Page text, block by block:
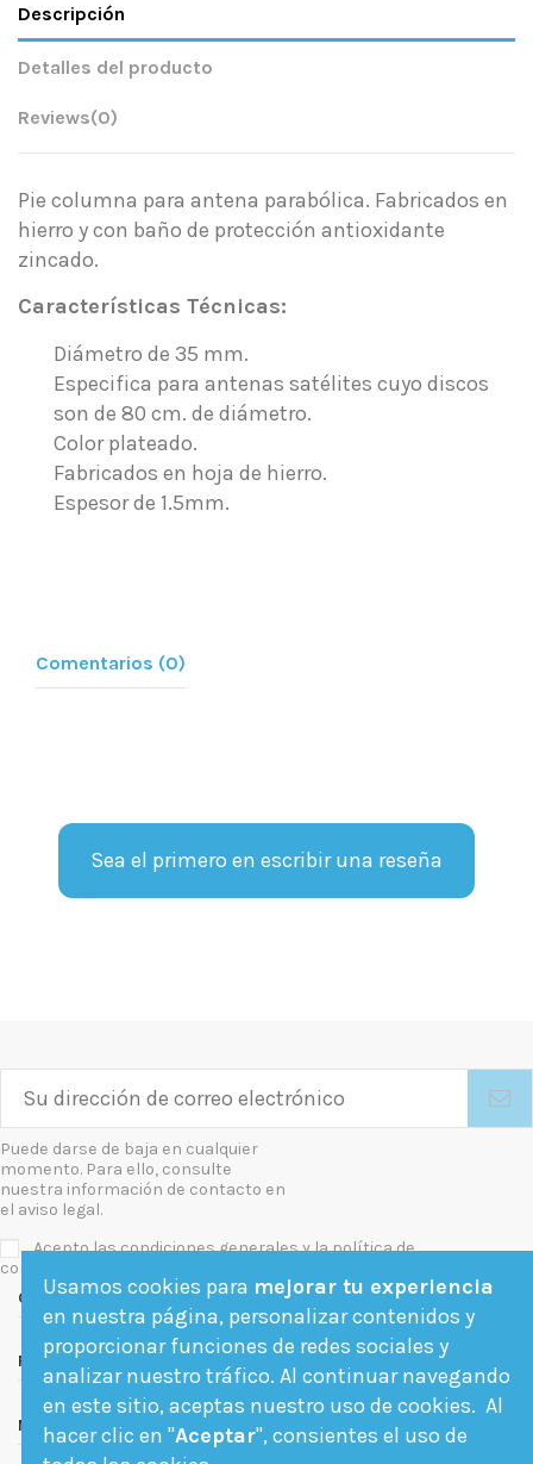
Descripción
Detalles del producto
Reviews(0)
Pie columna para antena parabólica. Fabricados en
hierro y con baño de protección antioxidante
zincado.
Características Técnicas:
Diámetro de 35 mm.
Especifica para antenas satélites cuyo discos
son de 80 cm. de diámetro.
Color plateado.
Fabricados en hoja de hierro.
Espesor de 1.5mm.
Comentarios (0)
Sea el primero en escribir una reseña
Puede darse de baja en cualquier
momento. Para ello, consulte
nuestra información de contacto en
el aviso legal.
Acepto las condiciones generales y la política de
confidencialidad
Contact us
Follow us
Newsletter
Usamos cookies para mejorar tu experiencia
en nuestra página, personalizar contenidos y
proporcionar funciones de redes sociales y
analizar nuestro tráfico. Al continuar navegando
en este sitio, aceptas nuestro uso de cookies. Al
hacer clic en "Aceptar", consientes el uso de